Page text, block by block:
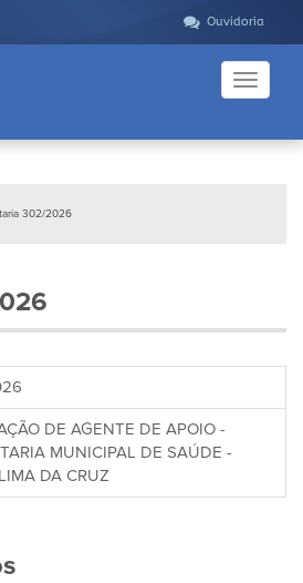
Ouvidoria
Toggle
302/2026
DE AGENTE DE APOIO -
MUNICIPAL DE SAÚDE -
DA CRUZ